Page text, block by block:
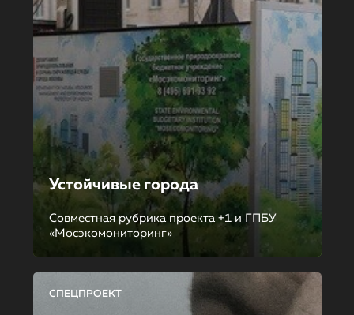
Устойчивые города
Совместная рубрика проекта +1 и ГПБУ
«Мосэкомониторинг»
СПЕЦПРОЕКТ